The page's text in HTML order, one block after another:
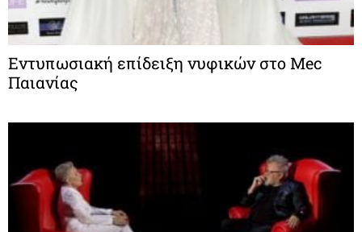
Εντυπωσιακή επίδειξη νυφικών στο Mec
Παιανίας